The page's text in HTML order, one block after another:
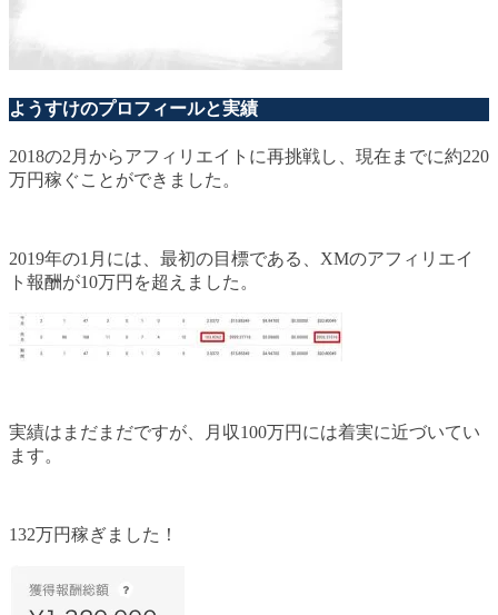
ようすけのプロフィールと実績
2018の2月からアフィリエイトに再挑戦し、現在までに約220
万円稼ぐことができました。
2019年の1月には、最初の目標である、XMのアフィリエイ
ト報酬が10万円を超えました。
実績はまだまだですが、月収100万円には着実に近づいてい
ます。
132万円稼ぎました！